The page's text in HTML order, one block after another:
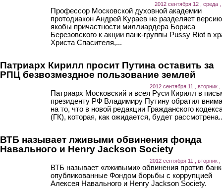
2012 сентября 12 , среда ,
Профессор Московской духовной академии
протодиакон Андрей Кураев не разделяет
якобы причастности миллиардера Бориса
Березовского к акции панк-группы Pussy Riot в
Христа Спасителя,...
Патриарх Кирилл просит Путина оставить за
РПЦ безвозмездное пользование землей
2012 сентября 11 , вторник ,
Патриарх Московский и всея Руси Кирилл в
президенту РФ Владимиру Путину обратил
на то, что в новой редакции Гражданского
(ГК), которая, как ожидается, будет
ВТБ называет лживыми обвинения фонда
Навального и Henry Jackson Society
2012 сентября 11 , вторник ,
ВТБ называет «лживыми» обвинения против
опубликованные Фондом борьбы с коррупцией
Алексея Навального и Henry Jackson Society.